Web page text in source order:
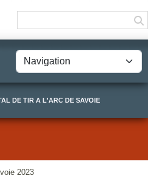
DE TIR A L'ARC DE SAVOIE
2023